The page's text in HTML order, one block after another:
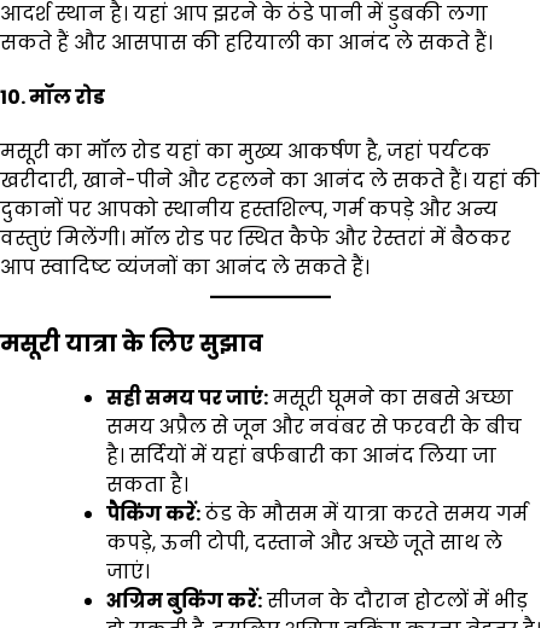
आदर्श स्थान है। यहां आप झरने के ठंडे पानी में डुबकी लगा
सकते हैं और आसपास की हरियाली का आनंद ले सकते हैं।
10. मॉल रोड
मसूरी का मॉल रोड यहां का मुख्य आकर्षण है, जहां पर्यटक
खरीदारी, खाने-पीने और टहलने का आनंद ले सकते हैं। यहां की
दुकानों पर आपको स्थानीय हस्तशिल्प, गर्म कपड़े और अन्य
वस्तुएं मिलेंगी। मॉल रोड पर स्थित कैफे और रेस्तरां में बैठकर
आप स्वादिष्ट व्यंजनों का आनंद ले सकते हैं।
मसूरी यात्रा के लिए सुझाव
सही समय पर जाएं:मसूरी घूमने का सबसे अच्छा
समय अप्रैल से जून और नवंबर से फरवरी के बीच
है। सर्दियों में यहां बर्फबारी का आनंद लिया जा
सकता है।
पैकिंग करें:ठंड के मौसम में यात्रा करते समय गर्म
कपड़े, ऊनी टोपी, दस्ताने और अच्छे जूते साथ ले
जाएं।
अग्रिम बुकिंग करें:सीजन के दौरान होटलों में भीड़